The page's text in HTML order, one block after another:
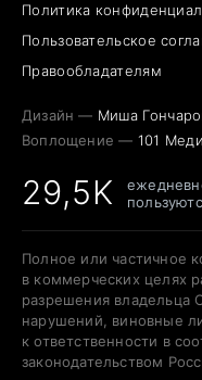
Политика
Пользовательское
Правообладателям
Дизайн — Миша
Воплощение — 101
29,5K
Полное или частичное
в коммерческих целях
разрешения владельца
нарушений, виновные
к ответственности в
законодательством